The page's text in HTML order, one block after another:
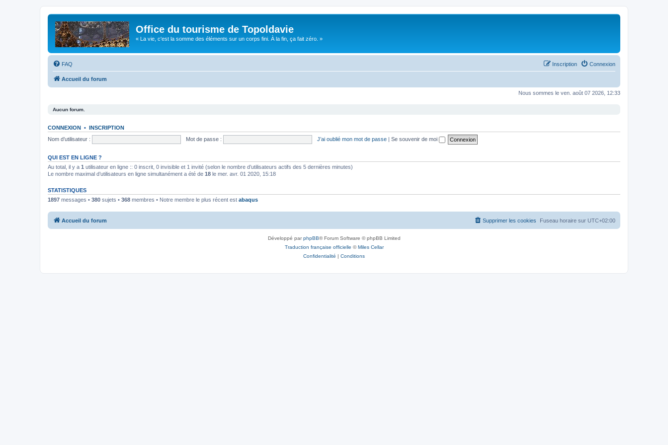
Office du tourisme de Topoldavie
« La vie, c'est la somme des éléments sur un corps fini. À la fin, ça fait zéro. »
FAQ Connexion
Inscription
Accueil du forum
Nous sommes le ven. août 07 2026, 12:33
Aucun forum.
CONNEXION • INSCRIPTION
Nom d’utilisateur :
Mot de passe : J’ai oublié mon mot de passe | Se souvenir de moi
QUI EST EN LIGNE ?
Au total, il y a 1 utilisateur en ligne :: 0 inscrit, 0 invisible et 1 invité (selon le nombre d’utilisateurs actifs des 5 dernières minutes)
Le nombre maximal d’utilisateurs en ligne simultanément a été de 18 le mer. avr. 01 2020, 15:18
STATISTIQUES
1897 messages • 380 sujets • 368 membres • Notre membre le plus récent est abaqus
Accueil du forum Fuseau horaire sur UTC+02:00
Supprimer les cookies
Développé parphpBB® Forum Software © phpBB Limited
Traduction française officielle ©Miles Cellar
Confidentialité | Conditions